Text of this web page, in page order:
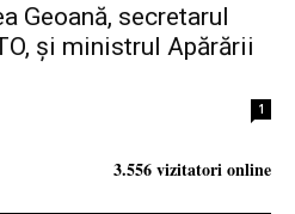
Geoană, secretarul
și ministrul Apărării
1
3.556 vizitatori online